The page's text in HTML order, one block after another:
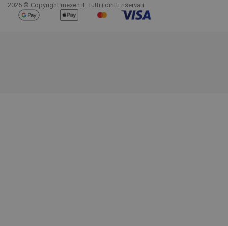
2026 © Copyright mexen.it. Tutti i diritti riservati.